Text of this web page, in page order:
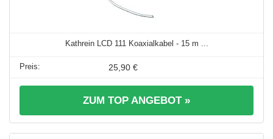
Kathrein LCD 111 Koaxialkabel - 15 m ...
25,90 €
ZUM TOP ANGEBOT »